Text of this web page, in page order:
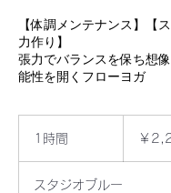
【体調メンテナンス】【
力作り】
張力でバランスを保ち想
能性を開くフローヨガ
1時間 ￥
スタジオブルー